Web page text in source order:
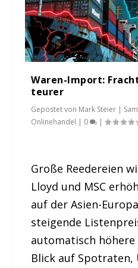
Waren-Import:
teurer
Gepostet von Mark Steier |
Onlinehandel | 0 |
Große Reedereien
Lloyd und MSC
auf der Asien-
steigende
automatisch
Blick auf